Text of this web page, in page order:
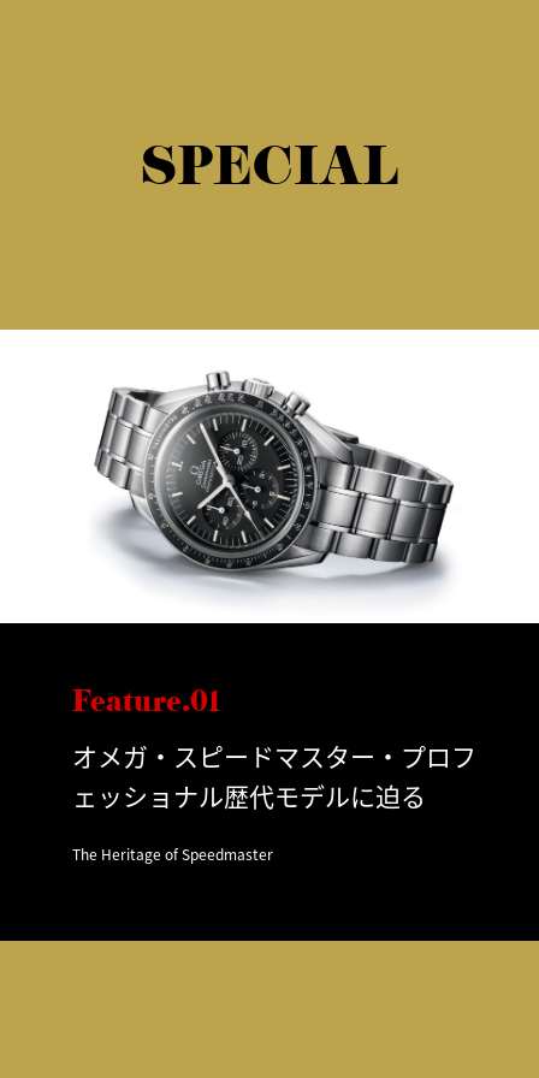
SPECIAL
Feature.01
オメガ・スピードマスター・プロフ
ェッショナル歴代モデルに迫る
The Heritage of Speedmaster